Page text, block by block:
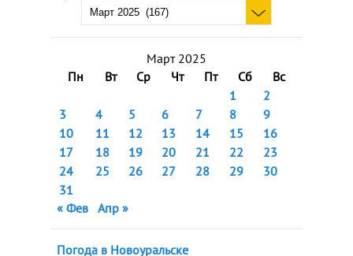
Март 2025
Пн
Вт Ср Чт Пт Сб
Вс
1
2
3
4 5 6 7 8
9
10
11 12 13 14 15
16
17
18 19 20 21 22
23
24
25 26 27 28 29
30
31
« Фев Апр »
Погода в Новоуральске